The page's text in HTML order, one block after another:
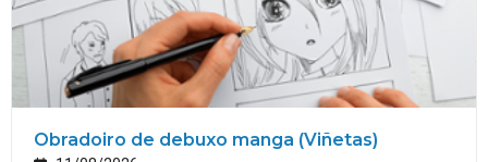
Obradoiro de debuxo manga (Viñetas)